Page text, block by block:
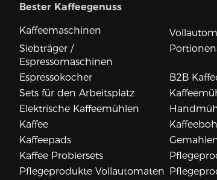
Bester Kaffeegenuss
Kaffeemaschinen
Siebträger /
Espressomaschinen
Espressokocher
B2B
Sets für den Arbeitsplatz
Elektrische Kaffeemühlen
Kaffee
Kaffeepads
Kaffee Probiersets
Pflegeprodukte Vollautomaten